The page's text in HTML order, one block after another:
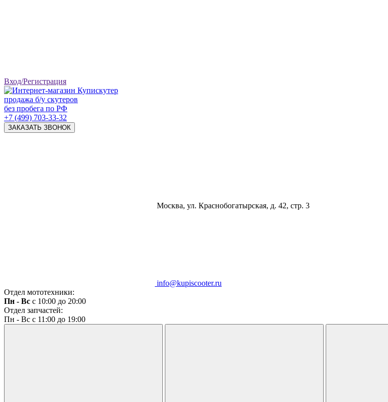
Вход/Регистрация
продажа б/у скутеров
без пробега по РФ
+7 (499) 703-33-32
ЗАКАЗАТЬ ЗВОНОК
Москва, ул. Краснобогатырская, д. 42, стр. 3
info@kupiscooter.ru
Отдел мототехники:
Пн - Вс с 10:00 до 20:00
Отдел запчастей:
Пн - Вс с 11:00 до 19:00